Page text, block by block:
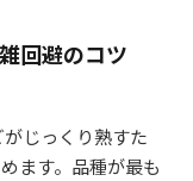
回避のコツ
じっくり熟すた
ます。品種が最も